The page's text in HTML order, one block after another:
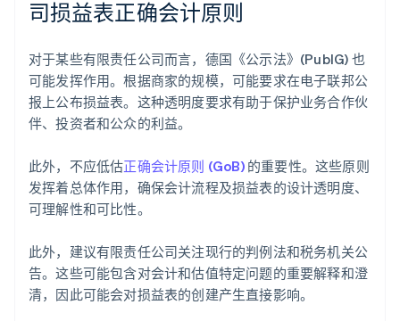
司损益表正确会计原则
对于某些有限责任公司而言，德国《公示法》(PublG) 也
可能发挥作用。根据商家的规模，可能要求在电子联邦公
报上公布损益表。这种透明度要求有助于保护业务合作伙
伴、投资者和公众的利益。
此外，不应低估正确会计原则 (GoB)的重要性。这些原则
发挥着总体作用，确保会计流程及损益表的设计透明度、
可理解性和可比性。
此外，建议有限责任公司关注现行的判例法和税务机关公
告。这些可能包含对会计和估值特定问题的重要解释和澄
清，因此可能会对损益表的创建产生直接影响。